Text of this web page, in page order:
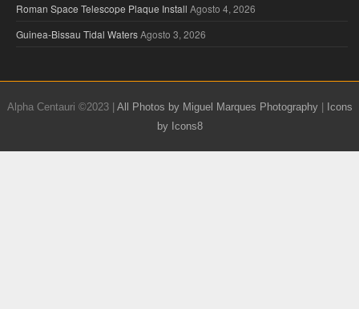
Roman Space Telescope Plaque Install Agosto 4, 2026
Guinea-Bissau Tidal WatersAgosto 3, 2026
Alpha Centauri ©2023 | All Photos by Miguel Marques Photography|
Icons
by Icons8